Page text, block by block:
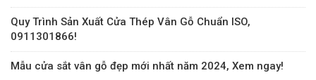
Quy Trình Sản Xuất Cửa Thép Vân Gỗ Chuẩn ISO,
0911301866!
Mẫu cửa sắt vân gỗ đẹp mới nhất năm 2024, Xem ngay!